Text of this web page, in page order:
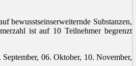
bewusstseinserweiternde Substanzen,
ist auf 10 Teilnehmer begrenzt
06. Oktober, 10. November,